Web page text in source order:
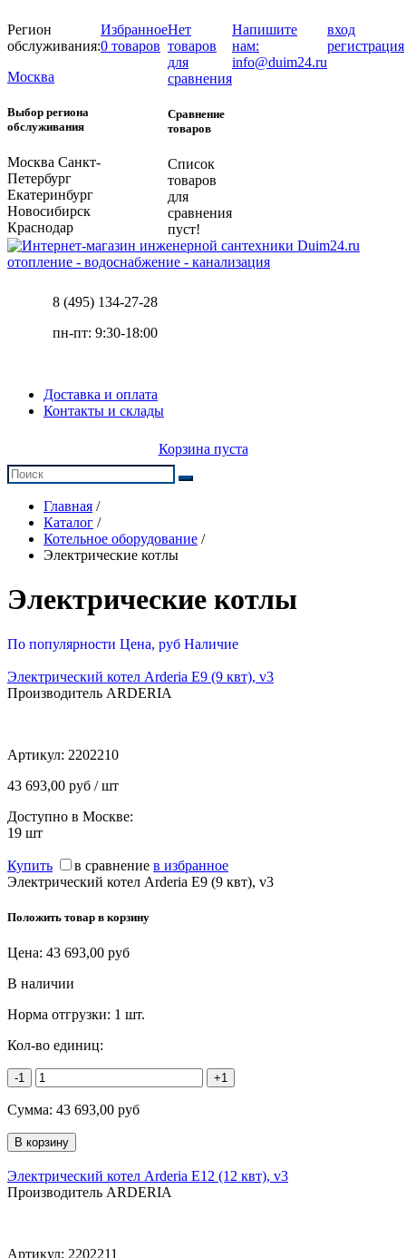
Регион
обслуживания:
Москва
Выбор региона
обслуживания
Москва Санкт-
Петербург
Екатеринбург
Новосибирск
Краснодар
Избранное
0 товаров
Нет
товаров
для
сравнения
Сравнение
товаров
Список
товаров
для
сравнения
пуст!
Напишите
нам:
info@duim24.ru
вход
регистрация
отопление - водоснабжение - канализация
8 (495) 134-27-28
пн-пт: 9:30-18:00
Доставка и оплата
Контакты и склады
Корзина пуста
Главная /
Каталог /
Котельное оборудование /
Электрические котлы
Электрические котлы
По популярности Цена, руб Наличие
Электрический котел Arderia E9 (9 квт), v3
Производитель ARDERIA
Артикул: 2202210
43 693,00 руб / шт
Доступно в Москве:
19 шт
Купить в сравнение в избранное
Электрический котел Arderia E9 (9 квт), v3
Положить товар в корзину
Цена: 43 693,00 руб
В наличии
Норма отгрузки: 1 шт.
Кол-во единиц:
-1 +1
Сумма: 43 693,00 руб
Электрический котел Arderia E12 (12 квт), v3
Производитель ARDERIA
Артикул: 2202211